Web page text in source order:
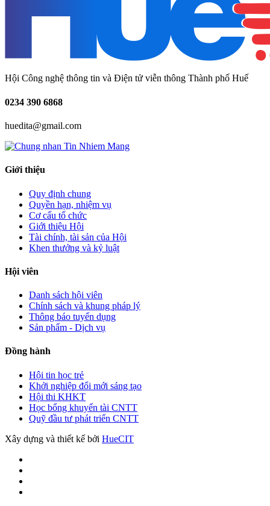
Hội Công nghệ thông tin và Điện tử viễn thông Thành phố Huế
0234 390 6868
huedita@gmail.com
Giới thiệu
Quy định chung
Quyền hạn, nhiệm vụ
Cơ cấu tổ chức
Giới thiệu Hội
Tài chính, tài sản của Hội
Khen thưởng và kỷ luật
Hội viên
Danh sách hội viên
Chính sách và khung pháp lý
Thông báo tuyển dụng
Sản phẩm - Dịch vụ
Đồng hành
Hội tin học trẻ
Khởi nghiệp đổi mới sáng tạo
Hội thi KHKT
Học bổng khuyến tài CNTT
Quỹ đầu tư phát triển CNTT
Xây dựng và thiết kế bởi HueCIT